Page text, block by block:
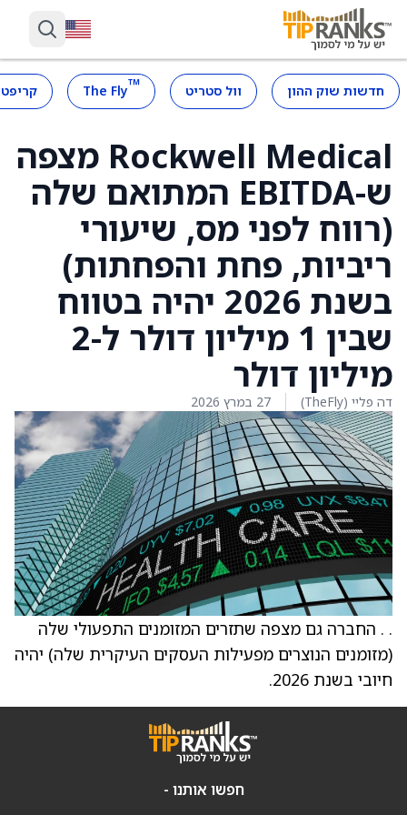
חדשות שוק ההון וול סטריט ™
The Fly
Rockwell Medical מצפה
ש-EBITDA המתואם שלה
(רווח לפני מס, שיעורי
ריביות, פחת והפחתות)
בשנת 2026 יהיה בטווח
שבין 1 מיליון דולר ל-2
מיליון דולר
דה פליי (TheFly) 27 במרץ 2026
. . החברה גם מצפה שתזרים המזומנים התפעולי שלה
(מזומנים הנוצרים מפעילות העסקים העיקרית שלה) יהיה
חיובי בשנת 2026.
חפשו אותנו -